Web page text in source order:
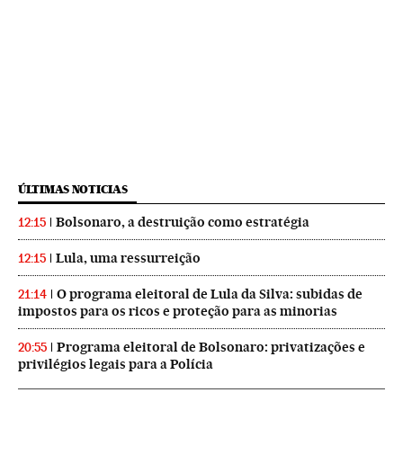
ÚLTIMAS NOTICIAS
12:15 Bolsonaro, a destruição como estratégia
12:15 Lula, uma ressurreição
21:14
O programa eleitoral de Lula da Silva: subidas de
impostos para os ricos e proteção para as minorias
20:55
Programa eleitoral de Bolsonaro: privatizações e
privilégios legais para a Polícia